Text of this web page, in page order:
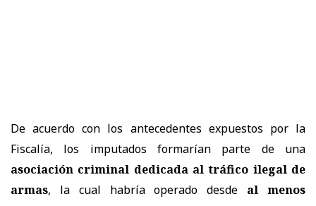
De acuerdo con los antecedentes expuestos por la
Fiscalía, los imputados formarían parte de una
asociación criminal dedicada al tráfico ilegal de
armas, la cual habría operado desde al menos